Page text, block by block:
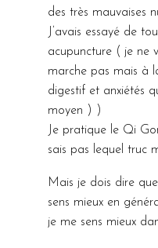
des très mauvaises
J’avais essayé de
acupuncture ( je ne
marche pas mais à
digestif et anxiétés
moyen ) )
Je pratique le Qi
sais pas lequel truc
Mais je dois dire
sens mieux en
je me sens mieux